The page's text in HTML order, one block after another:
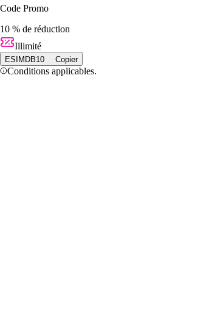
Code Promo
10 % de réduction
Illimité
ESIMDB10 Copier
Conditions applicables.